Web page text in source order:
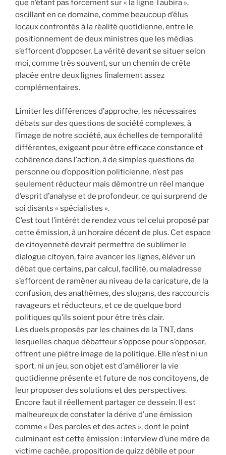
que n’étant pas forcement sur « la ligne Taubira »,
oscillant en ce domaine, comme beaucoup d’élus
locaux confrontés à la réalité quotidienne, entre le
positionnement de deux ministres que les médias
s’efforcent d’opposer. La vérité devant se situer selon
moi, comme très souvent, sur un chemin de crête
placée entre deux lignes finalement assez
complémentaires.
Limiter les différences d’approche, les nécessaires
débats sur des questions de société complexes, à
l’image de notre société, aux échelles de temporalité
différentes, exigeant pour être efficace constance et
cohérence dans l’action, à de simples questions de
personne ou d’opposition politicienne, n’est pas
seulement réducteur mais démontre un réel manque
d’esprit d’analyse et de profondeur, ce qui surprend de
soi disants « spécialistes ».
C’est tout l’intérêt de rendez vous tel celui proposé par
cette émission, à un horaire décent de plus. Cet espace
de citoyenneté devrait permettre de sublimer le
dialogue citoyen, faire avancer les lignes, élèver un
débat que certains, par calcul, facilité, ou maladresse
s’efforcent de ramèner au niveau de la caricature, de la
confusion, des anathèmes, des slogans, des raccourcis
ravageurs et réducteurs, et ce de quelque bord
politiques qu’ils soient pour être très clair.
Les duels proposés par les chaines de la TNT, dans
lesquelles chaque débatteur s’oppose pour s’opposer,
offrent une piètre image de la politique. Elle n’est ni un
sport, ni un jeu, son objet est d’améliorer la vie
quotidienne présente et future de nos concitoyens, de
leur proposer des solutions et des perspectives.
Encore faut il réellement partager ce dessein. Il est
malheureux de constater la dérive d’une émission
comme « Des paroles et des actes », dont le point
culminant est cette émission : interview d’une mère de
victime cachée, proposition de quizz débile et pour